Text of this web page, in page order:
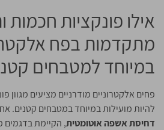
אילו פונקציות חכמות
מתקדמות בפח
במיוחד למטבחים
פחים אלקטרוניים מודרניים מציעים מגוון
להיות מועילות במיוחד במטבחים קטנים.
דחיסת אשפה אוטומטית, הקיימת בדגמים